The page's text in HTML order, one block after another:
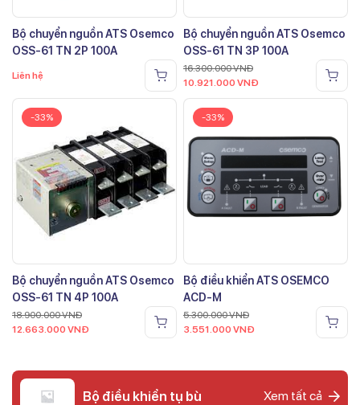
Bộ chuyển nguồn ATS Osemco
OSS-61 TN 2P 100A
Liên hệ
Bộ chuyển nguồn ATS Osemco
OSS-61 TN 3P 100A
16.300.000VNĐ
10.921.000 VNĐ
-33%
Bộ chuyển nguồn ATS Osemco
OSS-61 TN 4P 100A
18.900.000VNĐ
12.663.000 VNĐ
-33%
Bộ điều khiển ATS OSEMCO
ACD-M
5.300.000VNĐ
3.551.000 VNĐ
Bộ điều khiển tụ bù Xem tất cả